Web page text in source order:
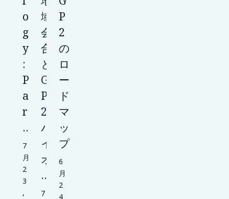
o
g
y
:
P
a
r
…
7
月
2
3
,
域
会
合
と
G
P
2
バ
イ
オ
…
7
P
2
の
ロ
ー
ド
マ
ッ
プ
6
月
2
4